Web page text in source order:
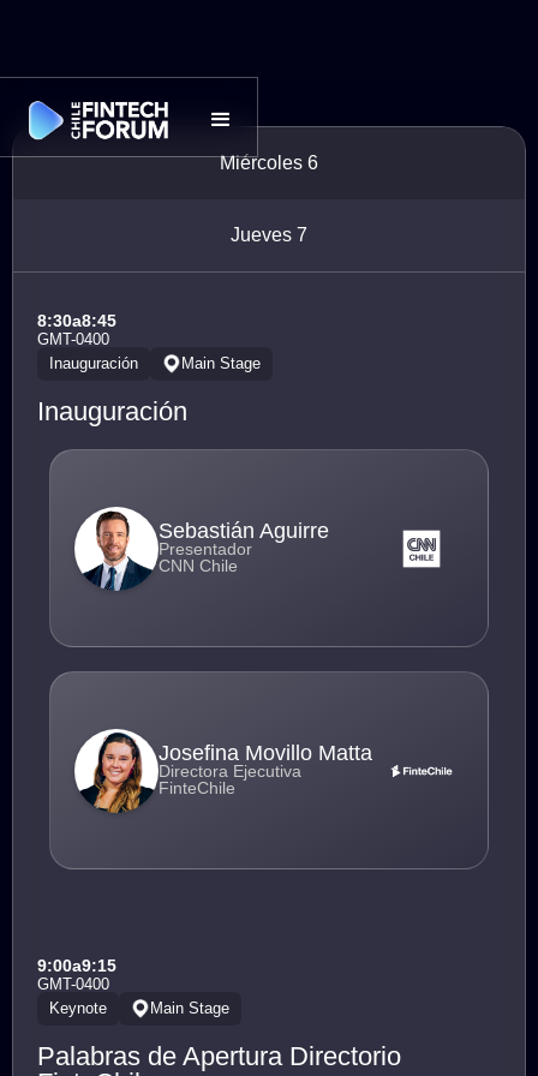
Miércoles 6
Jueves 7
8:30a8:45
GMT-0400
Inauguración
Main Stage
Inauguración
Sebastián Aguirre
Presentador
CNN Chile
Josefina Movillo Matta
Directora Ejecutiva
FinteChile
9:00a9:15
GMT-0400
Keynote
Main Stage
Palabras de Apertura Directorio